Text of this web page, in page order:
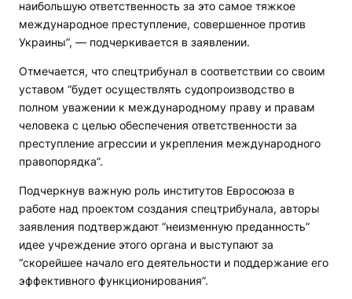
наибольшую ответственность за это самое тяжкое
международное преступление, совершенное против
Украины”, — подчеркивается в заявлении.
Отмечается, что спецтрибунал в соответствии со своим
уставом “будет осуществлять судопроизводство в
полном уважении к международному праву и правам
человека с целью обеспечения ответственности за
преступление агрессии и укрепления международного
правопорядка”.
Подчеркнув важную роль институтов Евросоюза в
работе над проектом создания спецтрибунала, авторы
заявления подтверждают “неизменную преданность”
идее учреждение этого органа и выступают за
“скорейшее начало его деятельности и поддержание его
эффективного функционирования”.